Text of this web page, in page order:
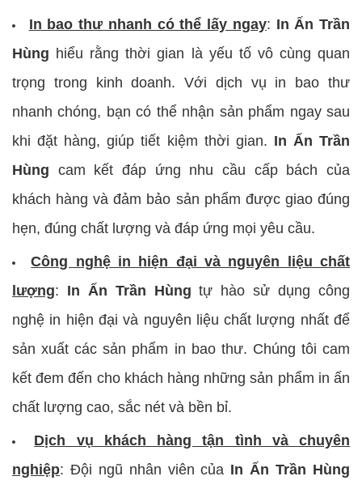
In bao thư nhanh có thể lấy ngay: In Ấn Trần
Hùng hiểu rằng thời gian là yếu tố vô cùng quan
trọng trong kinh doanh. Với dịch vụ in bao thư
nhanh chóng, bạn có thể nhận sản phẩm ngay sau
khi đặt hàng, giúp tiết kiệm thời gian. In Ấn Trần
Hùng cam kết đáp ứng nhu cầu cấp bách của
khách hàng và đảm bảo sản phẩm được giao đúng
hẹn, đúng chất lượng và đáp ứng mọi yêu cầu.
Công nghệ in hiện đại và nguyên liệu chất
lượng: In Ấn Trần Hùng tự hào sử dụng công
nghệ in hiện đại và nguyên liệu chất lượng nhất để
sản xuất các sản phẩm in bao thư. Chúng tôi cam
kết đem đến cho khách hàng những sản phẩm in ấn
chất lượng cao, sắc nét và bền bỉ.
Dịch vụ khách hàng tận tình và chuyên
nghiệp: Đội ngũ nhân viên của In Ấn Trần Hùng